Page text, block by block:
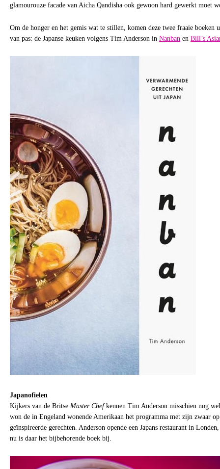
glamourouze facade van Aicha Qandisha ook gewoon hard gewerkt moet
Om de honger en het gemis wat te stillen, komen deze twee fraaie boeken
van pas: de Japanse keuken volgens Tim Anderson in Nanban en Bill’s
Japanofielen
Kijkers van de Britse Master Chefkennen Tim Anderson misschien nog
won de in Engeland wonende Amerikaan het programma met zijn zwaar op
geïnspireerde gerechten. Anderson opende een Japans restaurant in
nu is daar het bijbehorende boek bij.